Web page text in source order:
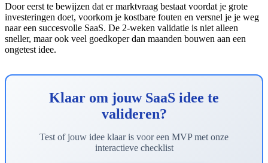
Door eerst te bewijzen dat er marktvraag bestaat voordat je grote
investeringen doet, voorkom je kostbare fouten en versnel je je weg
naar een succesvolle SaaS. De 2-weken validatie is niet alleen
sneller, maar ook veel goedkoper dan maanden bouwen aan een
ongetest idee.
Klaar om jouw SaaS idee te
valideren?
Test of jouw idee klaar is voor een MVP met onze
interactieve checklist